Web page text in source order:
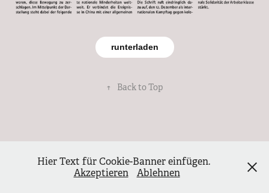
runterladen
↑ Back to Top
Hier Text für Cookie-Banner einfügen.
Akzeptieren
Ablehnen